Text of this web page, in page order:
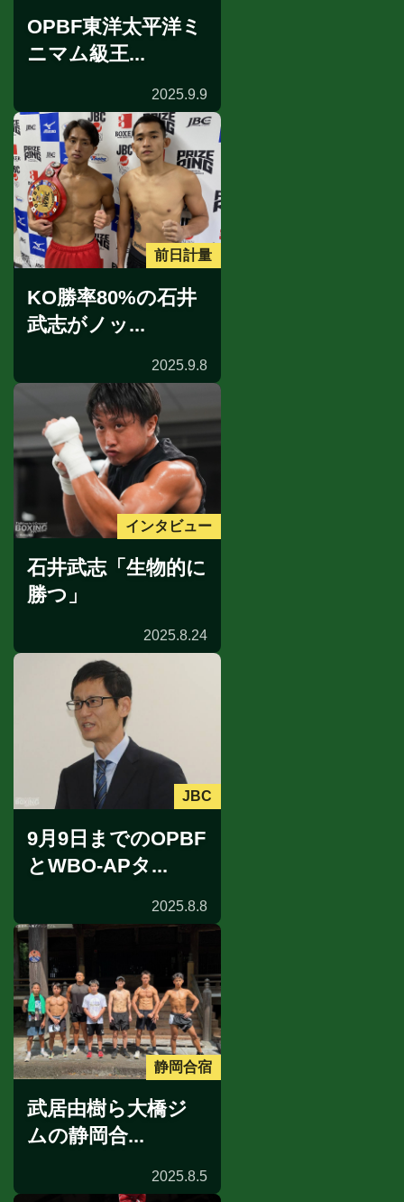
OPBF東洋太平洋ミ
ニマム級王...
2025.9.9
前日計量
KO勝率80%の石井
武志がノッ...
2025.9.8
インタビュー
石井武志「生物的に
勝つ」
2025.8.24
JBC
9月9日までのOPBF
とWBO-APタ...
2025.8.8
静岡合宿
武居由樹ら大橋ジ
ムの静岡合...
2025.8.5